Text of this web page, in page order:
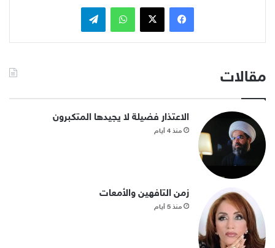
فيسبوكx واتساب تيلقرام
مقالات
الاعتذار فضيلة لا يجيدها المتكبرون
منذ 4 أيام
زمن التافهين والأمعات
منذ 5 أيام